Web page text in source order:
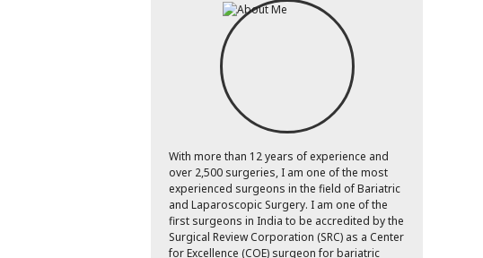
With more than 12 years of experience and
over 2,500 surgeries, I am one of the most
experienced surgeons in the field of Bariatric
and Laparoscopic Surgery. I am one of the
first surgeons in India to be accredited by the
Surgical Review Corporation (SRC) as a Center
for Excellence (COE) surgeon for bariatric